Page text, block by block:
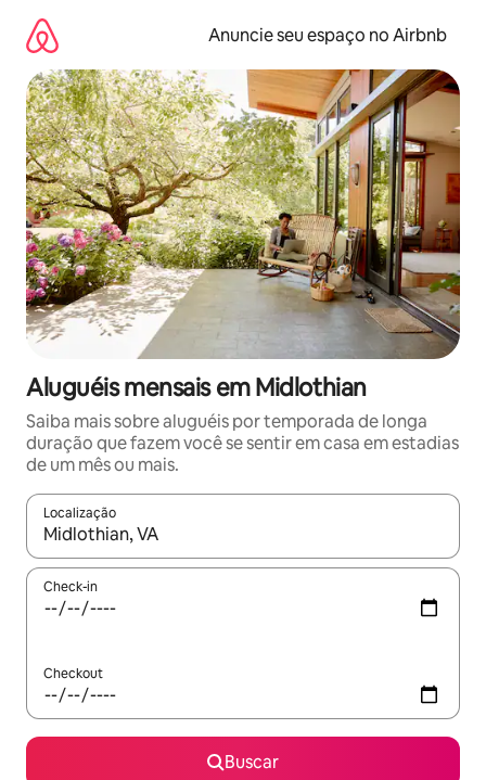
para
conteúdo
Anuncie seu espaço no Airbnb
Aluguéis mensais em Midlothian
Saiba mais sobre aluguéis por temporada de longa
duração que fazem você se sentir em casa em estadias
de um mês ou mais.
Localização
Quando os resultados estiverem disponíveis, explore-os
Check-in
Checkout
Buscar